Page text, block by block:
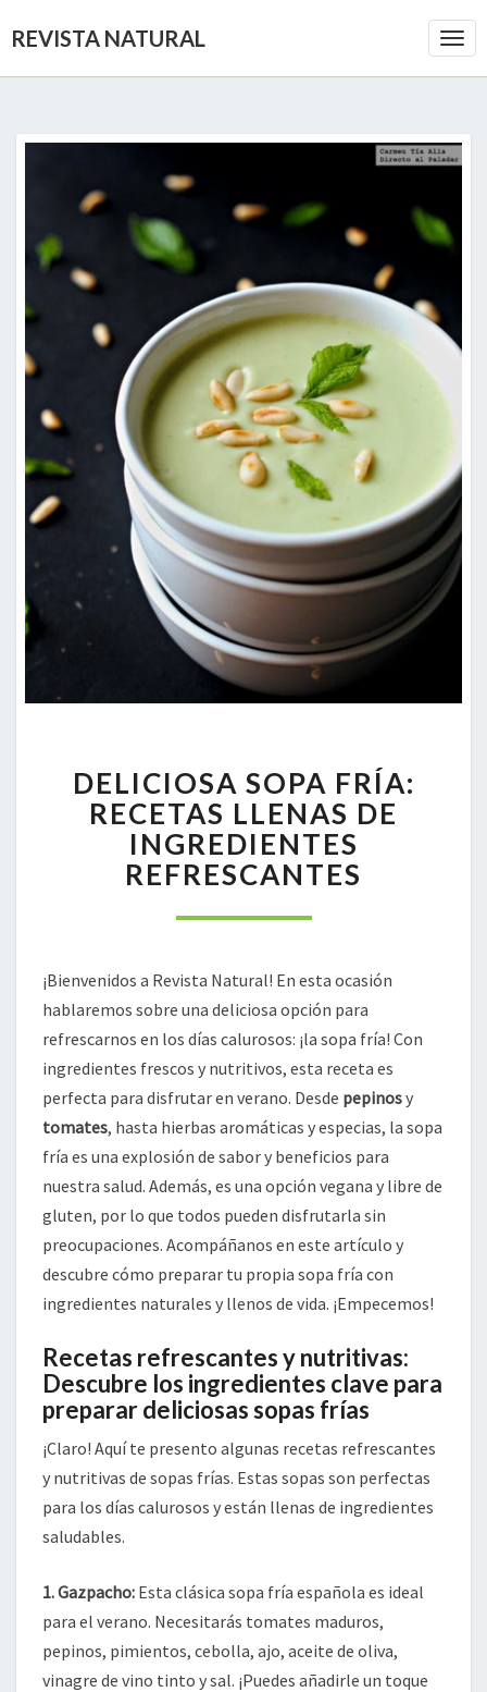
REVISTA NATURAL
SOPA
FRÍA:
RECETAS
LLENAS
DE
REFRESCANTES
DELICIOSA SOPA FRÍA:
RECETAS LLENAS DE
INGREDIENTES
REFRESCANTES
¡Bienvenidos a Revista Natural! En esta ocasión
hablaremos sobre una deliciosa opción para
refrescarnos en los días calurosos: ¡la sopa fría! Con
ingredientes frescos y nutritivos, esta receta es
perfecta para disfrutar en verano. Desde pepinosy
tomates, hasta hierbas aromáticas y especias, la sopa
fría es una explosión de sabor y beneficios para
nuestra salud. Además, es una opción vegana y libre de
gluten, por lo que todos pueden disfrutarla sin
preocupaciones. Acompáñanos en este artículo y
descubre cómo preparar tu propia sopa fría con
ingredientes naturales y llenos de vida. ¡Empecemos!
Recetas refrescantes y nutritivas:
Descubre los ingredientes clave para
preparar deliciosas sopas frías
¡Claro! Aquí te presento algunas recetas refrescantes
y nutritivas de sopas frías. Estas sopas son perfectas
para los días calurosos y están llenas de ingredientes
saludables.
1. Gazpacho: Esta clásica sopa fría española es ideal
para el verano. Necesitarás tomates maduros,
pepinos, pimientos, cebolla, ajo, aceite de oliva,
vinagre de vino tinto y sal. ¡Puedes añadirle un toque